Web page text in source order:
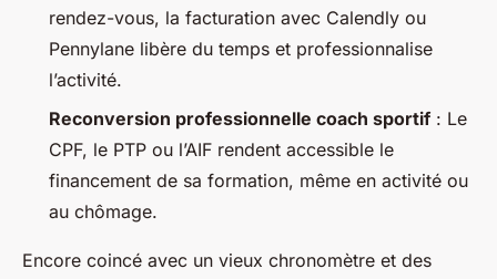
rendez-vous, la facturation avec Calendly ou
Pennylane libère du temps et professionnalise
l’activité.
Reconversion professionnelle coach sportif : Le
CPF, le PTP ou l’AIF rendent accessible le
financement de sa formation, même en activité ou
au chômage.
Encore coincé avec un vieux chronomètre et des